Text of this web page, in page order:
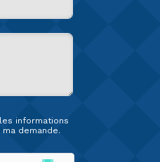
informations
demande.